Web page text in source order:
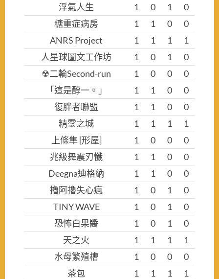
浮氣人生 1 0 1
0
糖重症病房
1 1 0
0
ANRS Project
1 1 1
1
人星球圖文工作坊
1 0 1
0
☢二輪Second-run
1 0 0
0
「這是醇一。」
1 1 0
0
復胖者聯盟
1 1 0
0
精靈之城
1 1 1
1
上條隼 [形屋]
1 0 0
0
兆級舞震刃懺
1 1 0
0
Deegna迪格納
1 1 0
0
擼阿擼失心瘋
1 0 1
0
TINY WAVE
1 0 1
0
恐怖白果醬
1 0 1
0
天之火
1 1 1
1
水母繁殖槽
1 0 0
0
茶包
1 1 1
1